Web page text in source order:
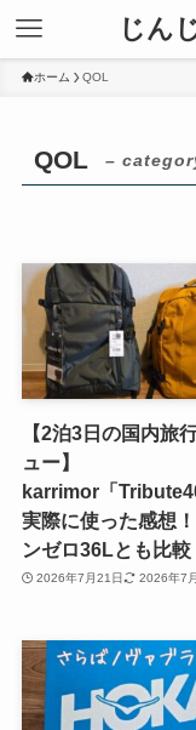
じん
ホーム QOL
QOL –
【2泊3日の国内旅
ュー】
karrimor「
実際に使った感想
ンゼロ36Lとも比較
2026年7月21日 2026年7